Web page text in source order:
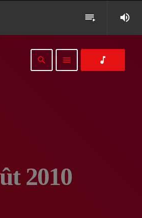
playlist_play volume_up
search menu music_note
2010